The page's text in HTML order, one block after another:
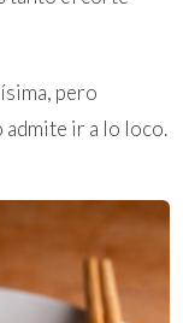
pero
admite ir a lo loco.